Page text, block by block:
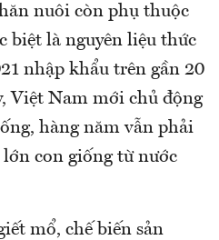
nuôi còn phụ thuộc
biệt là nguyên liệu thức
nhập khẩu trên gần 20
Việt Nam mới chủ động
hàng năm vẫn phải
con giống từ nước
mổ, chế biến sản